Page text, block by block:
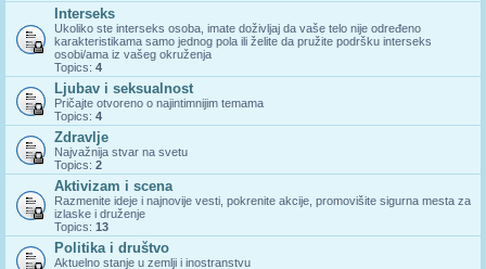
Interseks
Ukoliko ste interseks osoba, imate doživljaj da vaše telo nije određeno
karakteristikama samo jednog pola ili želite da pružite podršku interseks
osobi/ama iz vašeg okruženja
Topics: 4
Ljubav i seksualnost
Pričajte otvoreno o najintimnijim temama
Topics: 4
Zdravlje
Najvažnija stvar na svetu
Topics: 2
Aktivizam i scena
Razmenite ideje i najnovije vesti, pokrenite akcije, promovišite sigurna mesta za
izlaske i druženje
Topics: 13
Politika i društvo
Aktuelno stanje u zemlji i inostranstvu